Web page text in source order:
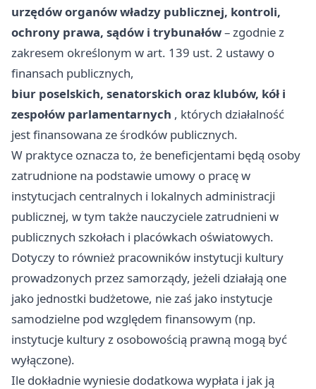
urzędów organów władzy publicznej, kontroli,
ochrony prawa, sądów i trybunałów– zgodnie z
zakresem określonym w art. 139 ust. 2 ustawy o
finansach publicznych,
biur poselskich, senatorskich oraz klubów, kół i
zespołów parlamentarnych , których działalność
jest finansowana ze środków publicznych.
W praktyce oznacza to, że beneficjentami będą osoby
zatrudnione na podstawie umowy o pracę w
instytucjach centralnych i lokalnych administracji
publicznej, w tym także nauczyciele zatrudnieni w
publicznych szkołach i placówkach oświatowych.
Dotyczy to również pracowników instytucji kultury
prowadzonych przez samorządy, jeżeli działają one
jako jednostki budżetowe, nie zaś jako instytucje
samodzielne pod względem finansowym (np.
instytucje kultury z osobowością prawną mogą być
wyłączone).
Ile dokładnie wyniesie dodatkowa wypłata i jak ją